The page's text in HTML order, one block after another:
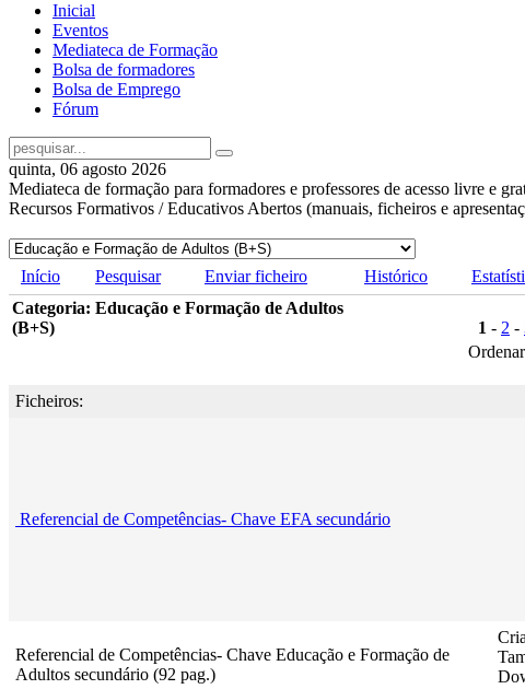
Inicial
Eventos
Mediateca de Formação
Bolsa de formadores
Bolsa de Emprego
Fórum
quinta, 06 agosto 2026
Mediateca de formação para formadores e professores de acesso livre e
Recursos Formativos / Educativos Abertos (manuais, ficheiros e
Início Pesquisar Enviar ficheiro Histórico
Categoria: Educação e Formação de Adultos
(B+S)
1 - 2 -
Ficheiros:
Referencial de Competências- Chave EFA secundário
Referencial de Competências- Chave Educação e Formação de
Adultos secundário (92 pag.)